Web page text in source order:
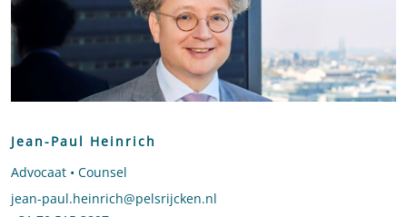
Jean-Paul Heinrich
Advocaat • Counsel
Stuur een e-mail naar Jean-Paul Heinrich
jean-paul.heinrich@pelsrijcken.nl